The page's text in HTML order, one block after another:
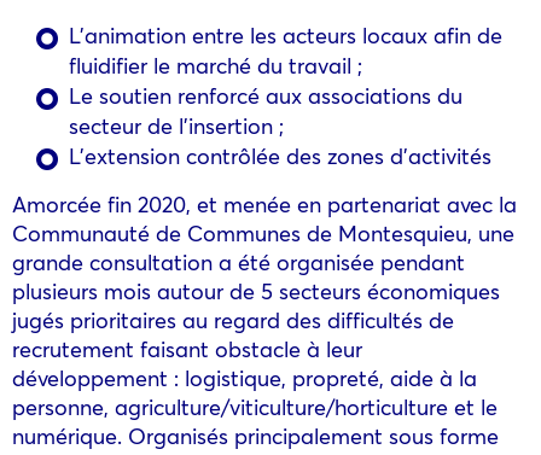
L’animation entre les acteurs locaux afin de
fluidifier le marché du travail ;
Le soutien renforcé aux associations du
secteur de l’insertion ;
L’extension contrôlée des zones d’activités
Amorcée fin 2020, et menée en partenariat avec la
Communauté de Communes de Montesquieu, une
grande consultation a été organisée pendant
plusieurs mois autour de 5 secteurs économiques
jugés prioritaires au regard des difficultés de
recrutement faisant obstacle à leur
développement : logistique, propreté, aide à la
personne, agriculture/viticulture/horticulture et le
numérique. Organisés principalement sous forme